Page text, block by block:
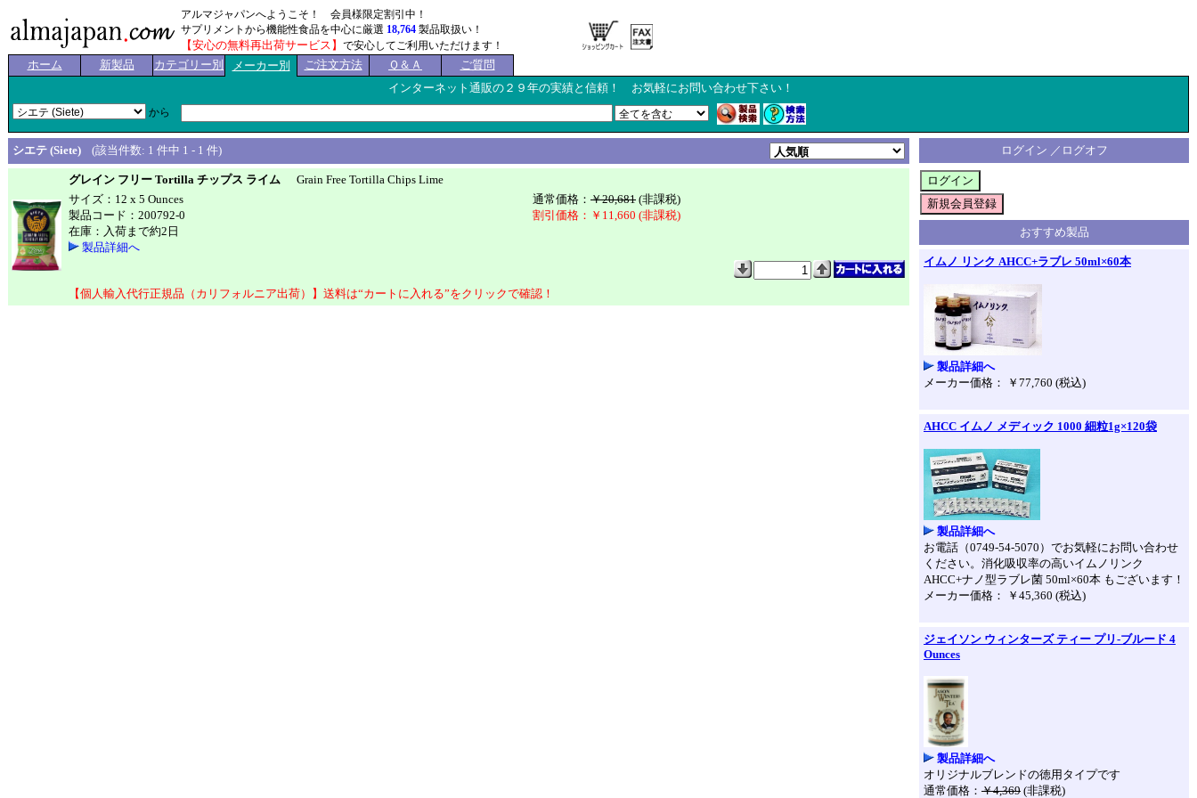
アルマジャパンへようこそ！ 会員様限定割引中！
サプリメントから機能性食品を中心に厳選 18,764 製品取扱い！
【安心の無料再出荷サービス】 で安心してご利用いただけます！
ホーム 新製品 カテゴリー別 メーカー別 ご注文方法 Ｑ＆Ａ
ご質問
インターネット通販の２９年の実績と信頼！ お気軽にお問い合わせ下さい！
から
シエテ (Siete) (該当件数: 1 件中 1 - 1 件)
グレイン フリー Tortilla チップス ライム Grain Free Tortilla Chips Lime
サイズ：12 x 5 Ounces
製品コード：200792-0
在庫：入荷まで約2日
製品詳細へ
通常価格： ￥20,681 (非課税)
割引価格：￥11,660 (非課税)
【個人輸入代行正規品（カリフォルニア出荷）】送料は“カートに入れる”をクリックで確認！
ログイン ／ログオフ
おすすめ製品
イムノ リンク AHCC+ラブレ 50ml×60本
製品詳細へ
メーカー価格： ￥77,760 (税込)
AHCC イムノ メディック 1000 細粒1g×120袋
製品詳細へ
お電話（0749-54-5070）でお気軽にお問い合わせ
ください。消化吸収率の高いイムノリンク
AHCC+ナノ型ラブレ菌 50ml×60本 もございます！
メーカー価格： ￥45,360 (税込)
ジェイソン ウィンターズ ティー プリ-ブルード 4
Ounces
製品詳細へ
オリジナルブレンドの徳用タイプです
通常価格： ￥4,369 (非課税)